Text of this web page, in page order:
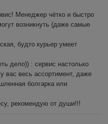
Менеджер чётко и быстро
возникнуть (даже самые
будто курьер умеет
дело)) : сервис настолько
вас весь ассортимент, даже
болгарка или
рекомендую от души!!!